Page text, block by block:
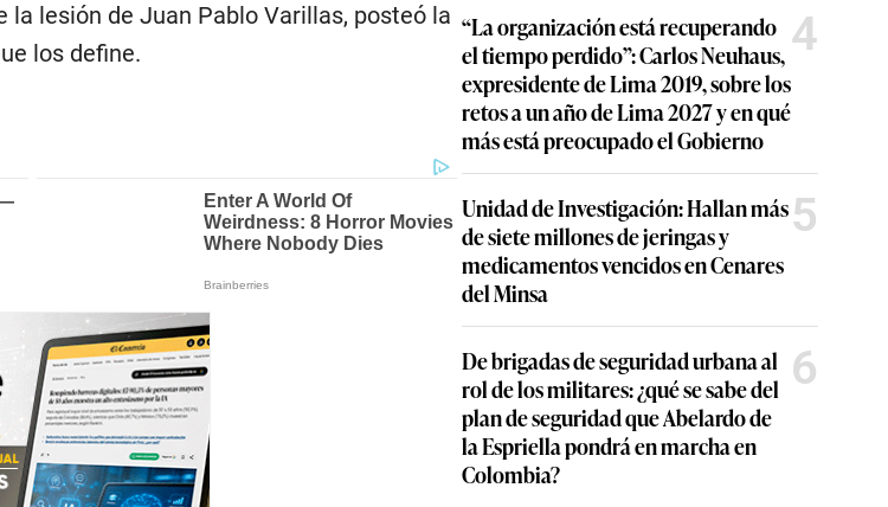
lesión de Juan Pablo Varillas, posteó la
los define.
“La organización está recuperando
el tiempo perdido”: Carlos Neuhaus,
expresidente de Lima 2019, sobre los
retos a un año de Lima 2027 y en qué
más está preocupado el Gobierno
4
Unidad de Investigación: Hallan más
de siete millones de jeringas y
medicamentos vencidos en Cenares
del Minsa
5
De brigadas de seguridad urbana al
rol de los militares: ¿qué se sabe del
plan de seguridad que Abelardo de
la Espriella pondrá en marcha en
Colombia?
6